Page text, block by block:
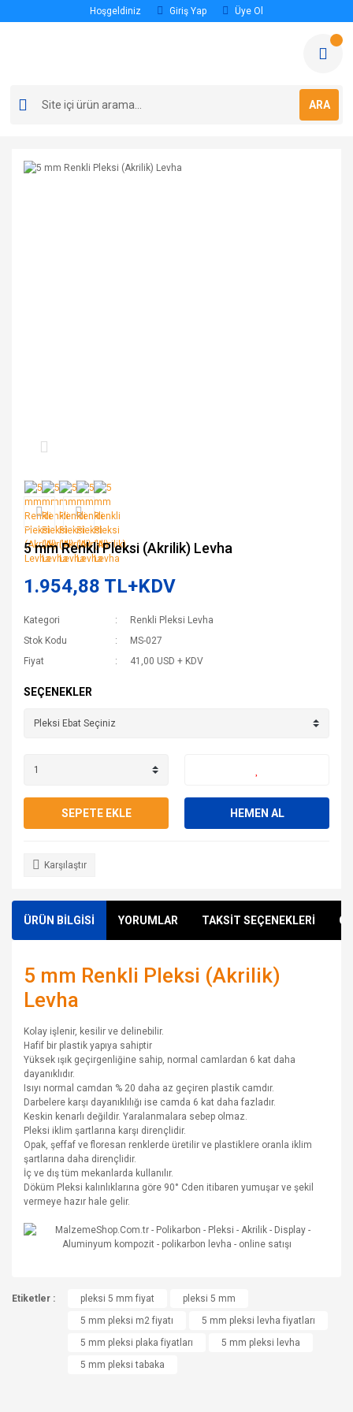
Hoşgeldiniz Giriş Yap Üye Ol
ARA
5 mm Renkli Pleksi (Akrilik) Levha
1.954,88 TL+KDV
Kategori
Renkli Pleksi Levha
Stok Kodu
MS-027
Fiyat
41,00 USD + KDV
SEÇENEKLER
SEPETE EKLE HEMEN AL
Karşılaştır
ÜRÜN BİLGİSİ YORUMLAR TAKSİT SEÇENEKLERİ
5 mm Renkli Pleksi (Akrilik)
Levha
Kolay işlenir, kesilir ve delinebilir.
Hafif bir plastik yapıya sahiptir
Yüksek ışık geçirgenliğine sahip, normal camlardan 6 kat daha
dayanıklıdır.
Isıyı normal camdan % 20 daha az geçiren plastik camdır.
Darbelere karşı dayanıklılığı ise camda 6 kat daha fazladır.
Keskin kenarlı değildir. Yaralanmalara sebep olmaz.
Pleksi iklim şartlarına karşı dirençlidir.
Opak, şeffaf ve floresan renklerde üretilir ve plastiklere oranla iklim
şartlarına daha dirençlidir.
İç ve dış tüm mekanlarda kullanılır.
Döküm Pleksi kalınlıklarına göre 90° Cden itibaren yumuşar ve şekil
vermeye hazır hale gelir.
Bu ürüne ilk yorumu siz yapın!
konularda yetersiz gördüğünüz noktaları öneri formunu
kullanarak tarafımıza iletebilirsiniz.
Görüş ve önerileriniz için teşekkür ederiz.
Ürün resmi kalitesiz, bozuk veya görüntülenemiyor.
Etiketler : pleksi 5 mm fiyat
pleksi 5 mm
5 mm pleksi m2 fiyatı
5 mm pleksi levha fiyatları
5 mm pleksi plaka fiyatları
5 mm pleksi levha
5 mm pleksi tabaka